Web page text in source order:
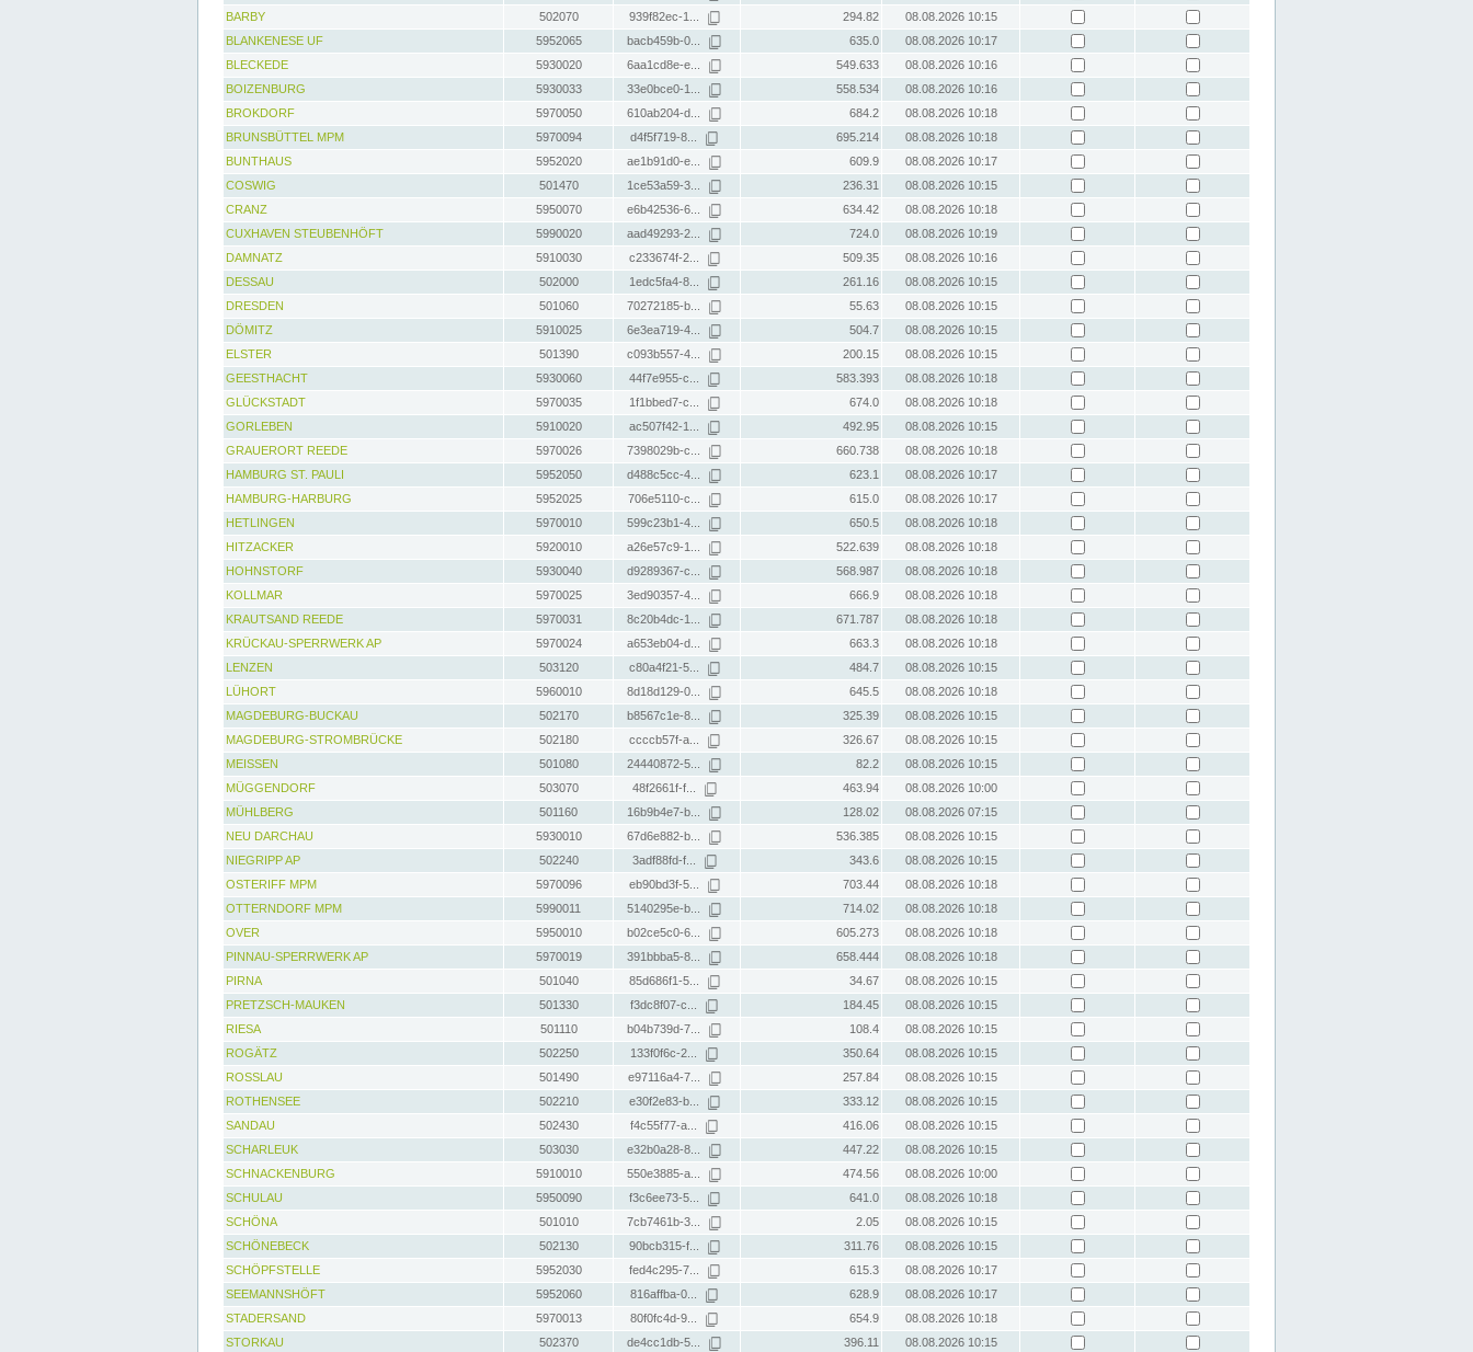
BARBY
502070 939f82ec-1... 294.82
08.08.2026 10:15
BLANKENESE UF
5952065 bacb459b-0... 635.0
08.08.2026 10:17
BLECKEDE
5930020 6aa1cd8e-e... 549.633
08.08.2026 10:16
BOIZENBURG
5930033 33e0bce0-1... 558.534
08.08.2026 10:16
BROKDORF
5970050 610ab204-d... 684.2
08.08.2026 10:18
BRUNSBÜTTEL MPM
5970094 d4f5f719-8... 695.214
08.08.2026 10:18
BUNTHAUS
5952020 ae1b91d0-e... 609.9
08.08.2026 10:17
COSWIG
501470 1ce53a59-3... 236.31
08.08.2026 10:15
CRANZ
5950070 e6b42536-6... 634.42
08.08.2026 10:18
CUXHAVEN STEUBENHÖFT
5990020 aad49293-2... 724.0
08.08.2026 10:19
DAMNATZ
5910030 c233674f-2... 509.35
08.08.2026 10:16
DESSAU
502000 1edc5fa4-8... 261.16
08.08.2026 10:15
DRESDEN
501060 70272185-b... 55.63
08.08.2026 10:15
DÖMITZ
5910025 6e3ea719-4... 504.7
08.08.2026 10:15
ELSTER
501390 c093b557-4... 200.15
08.08.2026 10:15
GEESTHACHT
5930060 44f7e955-c... 583.393
08.08.2026 10:18
GLÜCKSTADT
5970035 1f1bbed7-c... 674.0
08.08.2026 10:18
GORLEBEN
5910020 ac507f42-1... 492.95
08.08.2026 10:15
GRAUERORT REEDE
5970026 7398029b-c... 660.738
08.08.2026 10:18
HAMBURG ST. PAULI
5952050 d488c5cc-4... 623.1
08.08.2026 10:17
HAMBURG-HARBURG
5952025 706e5110-c... 615.0
08.08.2026 10:17
HETLINGEN
5970010 599c23b1-4... 650.5
08.08.2026 10:18
HITZACKER
5920010 a26e57c9-1... 522.639
08.08.2026 10:18
HOHNSTORF
5930040 d9289367-c... 568.987
08.08.2026 10:18
KOLLMAR
5970025 3ed90357-4... 666.9
08.08.2026 10:18
KRAUTSAND REEDE
5970031 8c20b4dc-1... 671.787
08.08.2026 10:18
KRÜCKAU-SPERRWERK AP
5970024 a653eb04-d... 663.3
08.08.2026 10:18
LENZEN
503120 c80a4f21-5... 484.7
08.08.2026 10:15
LÜHORT
5960010 8d18d129-0... 645.5
08.08.2026 10:18
MAGDEBURG-BUCKAU
502170 b8567c1e-8... 325.39
08.08.2026 10:15
MAGDEBURG-STROMBRÜCKE
502180 ccccb57f-a... 326.67
08.08.2026 10:15
MEISSEN
501080 24440872-5... 82.2
08.08.2026 10:15
MÜGGENDORF
503070 48f2661f-f... 463.94
08.08.2026 10:00
MÜHLBERG
501160 16b9b4e7-b... 128.02
08.08.2026 07:15
NEU DARCHAU
5930010 67d6e882-b... 536.385
08.08.2026 10:15
NIEGRIPP AP
502240 3adf88fd-f... 343.6
08.08.2026 10:15
OSTERIFF MPM
5970096 eb90bd3f-5... 703.44
08.08.2026 10:18
OTTERNDORF MPM
5990011 5140295e-b... 714.02
08.08.2026 10:18
OVER
5950010 b02ce5c0-6... 605.273
08.08.2026 10:18
PINNAU-SPERRWERK AP
5970019 391bbba5-8... 658.444
08.08.2026 10:18
PIRNA
501040 85d686f1-5... 34.67
08.08.2026 10:15
PRETZSCH-MAUKEN
501330 f3dc8f07-c... 184.45
08.08.2026 10:15
RIESA
501110 b04b739d-7... 108.4
08.08.2026 10:15
ROGÄTZ
502250 133f0f6c-2... 350.64
08.08.2026 10:15
ROSSLAU
501490 e97116a4-7... 257.84
08.08.2026 10:15
ROTHENSEE
502210 e30f2e83-b... 333.12
08.08.2026 10:15
SANDAU
502430 f4c55f77-a... 416.06
08.08.2026 10:15
SCHARLEUK
503030 e32b0a28-8... 447.22
08.08.2026 10:15
SCHNACKENBURG
5910010 550e3885-a... 474.56
08.08.2026 10:00
SCHULAU
5950090 f3c6ee73-5... 641.0
08.08.2026 10:18
SCHÖNA
501010 7cb7461b-3... 2.05
08.08.2026 10:15
SCHÖNEBECK
502130 90bcb315-f... 311.76
08.08.2026 10:15
SCHÖPFSTELLE
5952030 fed4c295-7... 615.3
08.08.2026 10:17
SEEMANNSHÖFT
5952060 816affba-0... 628.9
08.08.2026 10:17
STADERSAND
5970013 80f0fc4d-9... 654.9
08.08.2026 10:18
STORKAU
502370 de4cc1db-5... 396.11 08.08.2026 10:15